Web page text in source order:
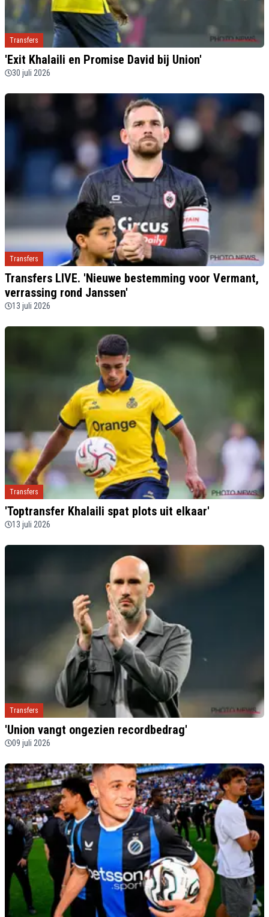
Transfers
'Exit Khalaili en Promise David bij Union'
30 juli 2026
Transfers
Transfers LIVE. 'Nieuwe bestemming voor Vermant,
verrassing rond Janssen'
13 juli 2026
Transfers
'Toptransfer Khalaili spat plots uit elkaar'
13 juli 2026
Transfers
'Union vangt ongezien recordbedrag'
09 juli 2026